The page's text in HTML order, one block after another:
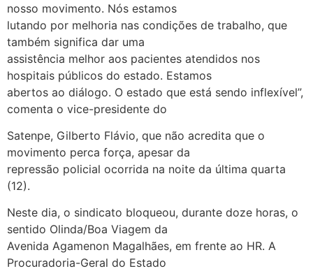
nosso movimento. Nós estamos
lutando por melhoria nas condições de trabalho, que
também significa dar uma
assistência melhor aos pacientes atendidos nos
hospitais públicos do estado. Estamos
abertos ao diálogo. O estado que está sendo inflexível”,
comenta o vice-presidente do
Satenpe, Gilberto Flávio, que não acredita que o
movimento perca força, apesar da
repressão policial ocorrida na noite da última quarta
(12).
Neste dia, o sindicato bloqueou, durante doze horas, o
sentido Olinda/Boa Viagem da
Avenida Agamenon Magalhães, em frente ao HR. A
Procuradoria-Geral do Estado